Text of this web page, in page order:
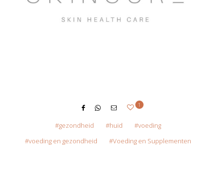
1
gezondheid huid
voeding
voeding en gezondheid
Voeding en Supplementen